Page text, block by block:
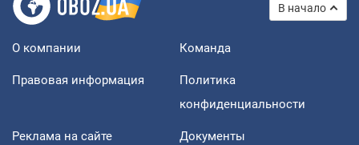
В начало
О компании Команда
Правовая информация
Политика
конфиденциальности
Реклама на сайте Документы